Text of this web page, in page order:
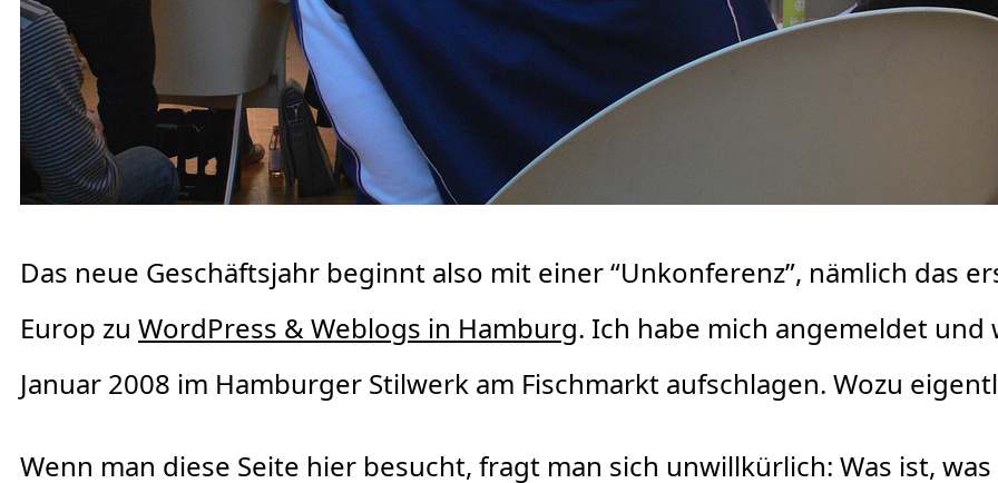
Das neue Geschäftsjahr beginnt also mit einer “Unkonferenz”, nämlich das
Europ zu WordPress & Weblogs in Hamburg. Ich habe mich angemeldet und
Januar 2008 im Hamburger Stilwerk am Fischmarkt aufschlagen. Wozu
Wenn man diese Seite hier besucht, fragt man sich unwillkürlich: Was ist,